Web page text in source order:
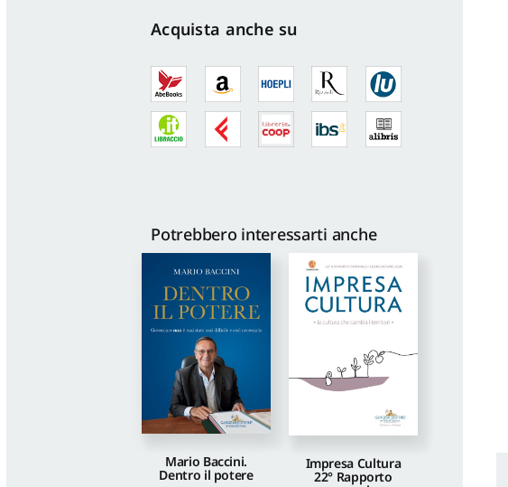
e
minorile
quantità
Acquista anche su
Potrebbero interessarti anche
Mario Baccini.
Dentro il potere
Impresa Cultura
22° Rapporto